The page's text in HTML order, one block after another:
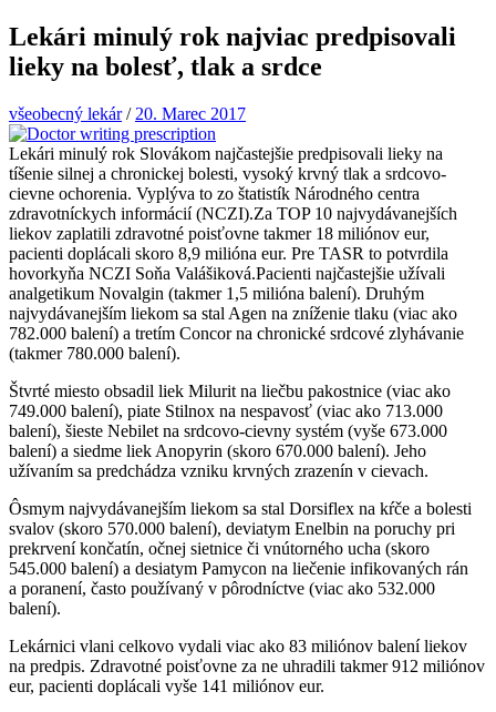
Lekári minulý rok najviac predpisovali
lieky na bolesť, tlak a srdce
všeobecný lekár/ 20. Marec 2017
Lekári minulý rok Slovákom najčastejšie predpisovali lieky na
tíšenie silnej a chronickej bolesti, vysoký krvný tlak a srdcovo-
cievne ochorenia. Vyplýva to zo štatistík Národného centra
zdravotníckych informácií (NCZI).Za TOP 10 najvydávanejších
liekov zaplatili zdravotné poisťovne takmer 18 miliónov eur,
pacienti doplácali skoro 8,9 milióna eur. Pre TASR to potvrdila
hovorkyňa NCZI Soňa Valášiková.Pacienti najčastejšie užívali
analgetikum Novalgin (takmer 1,5 milióna balení). Druhým
najvydávanejším liekom sa stal Agen na zníženie tlaku (viac ako
782.000 balení) a tretím Concor na chronické srdcové zlyhávanie
(takmer 780.000 balení).
Štvrté miesto obsadil liek Milurit na liečbu pakostnice (viac ako
749.000 balení), piate Stilnox na nespavosť (viac ako 713.000
balení), šieste Nebilet na srdcovo-cievny systém (vyše 673.000
balení) a siedme liek Anopyrin (skoro 670.000 balení). Jeho
užívaním sa predchádza vzniku krvných zrazenín v cievach.
Ôsmym najvydávanejším liekom sa stal Dorsiflex na kŕče a bolesti
svalov (skoro 570.000 balení), deviatym Enelbin na poruchy pri
prekrvení končatín, očnej sietnice či vnútorného ucha (skoro
545.000 balení) a desiatym Pamycon na liečenie infikovaných rán
a poranení, často používaný v pôrodníctve (viac ako 532.000
balení).
Lekárnici vlani celkovo vydali viac ako 83 miliónov balení liekov
na predpis. Zdravotné poisťovne za ne uhradili takmer 912 miliónov
eur, pacienti doplácali vyše 141 miliónov eur.